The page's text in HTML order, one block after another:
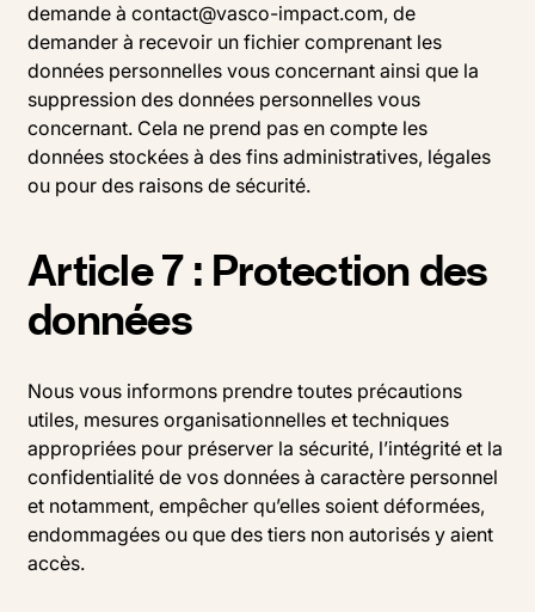
demande à contact@vasco-impact.com, de
demander à recevoir un fichier comprenant les
données personnelles vous concernant ainsi que la
suppression des données personnelles vous
concernant. Cela ne prend pas en compte les
données stockées à des fins administratives, légales
ou pour des raisons de sécurité.
Article 7 : Protection des
données
Nous vous informons prendre toutes précautions
utiles, mesures organisationnelles et techniques
appropriées pour préserver la sécurité, l’intégrité et la
confidentialité de vos données à caractère personnel
et notamment, empêcher qu’elles soient déformées,
endommagées ou que des tiers non autorisés y aient
accès.